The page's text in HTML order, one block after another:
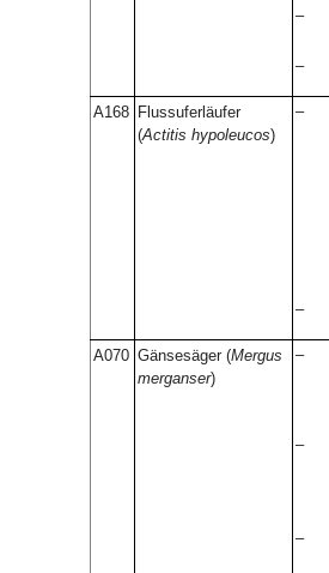
–
–
A168 Flussuferläufer
(Actitis hypoleucos)
–
–
A070 Gänsesäger (Mergus
merganser)
–
–
–